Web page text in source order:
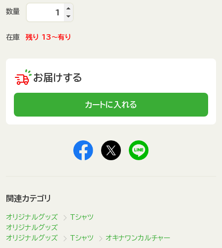
数量
在庫 残り 13～有り
お届けする
カートに入れる
関連カテゴリ
オリジナルグッズ
Tシャツ
オリジナルグッズ
オリジナルグッズ
Tシャツ オキナワンカルチャー